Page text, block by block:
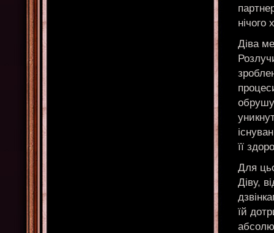
нічого
Діва
її
Для
Діву,
їй